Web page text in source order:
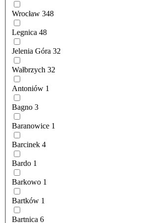
Wrocław 348
Legnica 48
Jelenia Góra 32
Wałbrzych 32
Antoniów 1
Bagno 3
Baranowice 1
Barcinek 4
Bardo 1
Barkowo 1
Bartków 1
Bartnica 6